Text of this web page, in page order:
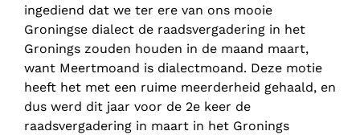
ingediend dat we ter ere van ons mooie
Groningse dialect de raadsvergadering in het
Gronings zouden houden in de maand maart,
want Meertmoand is dialectmoand. Deze motie
heeft het met een ruime meerderheid gehaald, en
dus werd dit jaar voor de 2e keer de
raadsvergadering in maart in het Gronings